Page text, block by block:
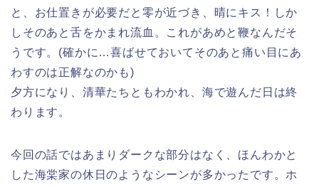
と、お仕置きが必要だと零が近づき、晴にキス！しか
しそのあと舌をかまれ流血。これがあめと鞭なんだそ
うです。(確かに…喜ばせておいてそのあと痛い目にあ
わすのは正解なのかも)
夕方になり、清華たちともわかれ、海で遊んだ日は終
わります。
今回の話ではあまりダークな部分はなく、ほんわかと
した海棠家の休日のようなシーンが多かったです。ホ